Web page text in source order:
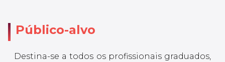
Público-alvo
Destina-se a todos os profissionais graduados,